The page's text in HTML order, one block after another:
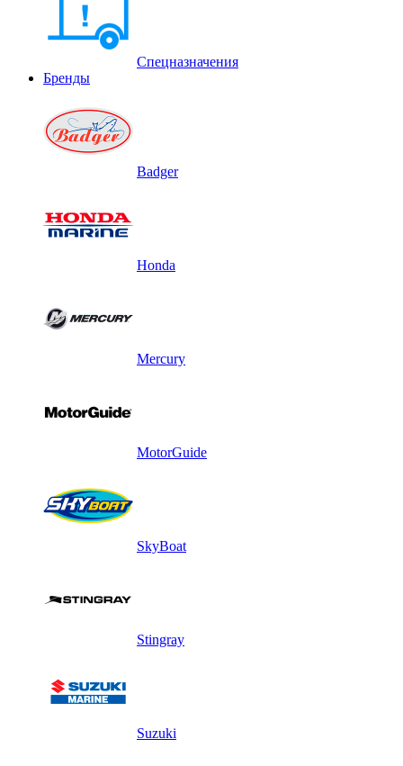
Спецназначения
Бренды
Badger
Honda
Mercury
MotorGuide
SkyBoat
Stingray
Suzuki